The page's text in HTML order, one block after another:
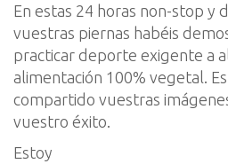
En estas 24 horas non-stop y
vuestras piernas habéis
practicar deporte exigente a
alimentación 100% vegetal.
compartido vuestras
vuestro éxito.
Estoy